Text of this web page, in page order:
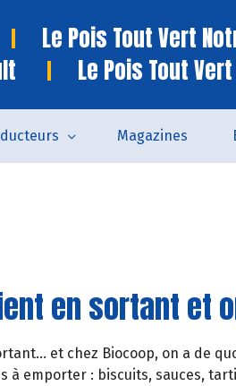
Le Pois Tout Vert
Le Pois Tout
Magazines
en sortant et
et chez Biocoop, on a de
à emporter : biscuits, sauces,